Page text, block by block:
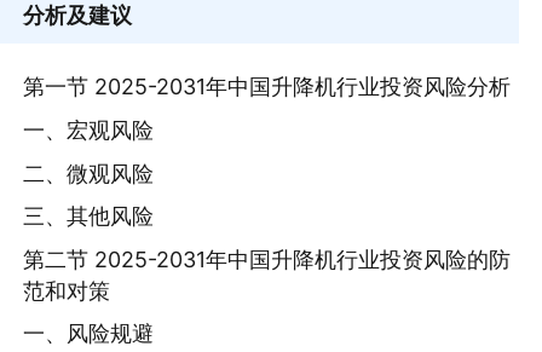
分析及建议
第一节 2025-2031年中国升降机行业投资风险分析
一、宏观风险
二、微观风险
三、其他风险
第二节 2025-2031年中国升降机行业投资风险的防
范和对策
一、风险规避